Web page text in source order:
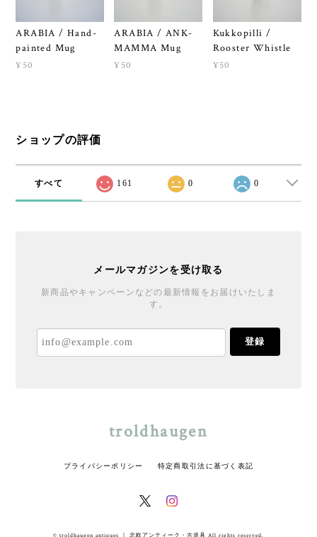
ARABIA / Hand-
painted Mug
¥50
ARABIA / ANK-
MAMMA Mug
¥50
Kukkopilli /
Rooster Whistle
¥50
ショップの評価
すべて 161 0 0
メールマガジンを受け取る
新商品やキャンペーンなどの最新情報をお届けいたしま
す。
登録
troldhaugen
プライバシーポリシー 特定商取引法に基づく表記
© troldhaugen antiques ｜ 北欧アンティーク・古道具 All rights reserved.